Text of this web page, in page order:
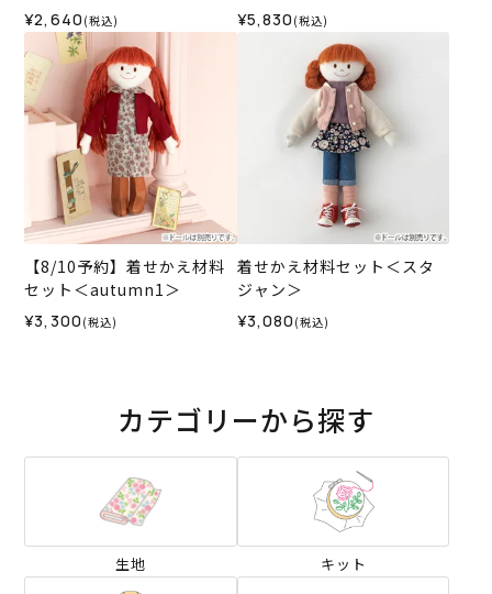
¥2,640 (税込) ¥5,830 (税込)
【8/10予約】着せかえ材料
セット＜autumn1＞
¥3,300 (税込)
着せかえ材料セット＜スタ
ジャン＞
¥3,080 (税込)
カテゴリーから探す
生地 キット